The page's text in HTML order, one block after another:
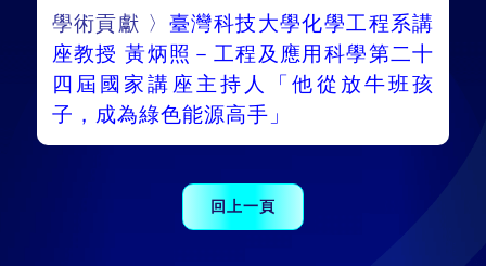
學術貢獻 〉 臺灣科技大學化學工程系講
座教授 黃炳照－工程及應用科學第二十
四屆國家講座主持人「他從放牛班孩
子，成為綠色能源高手」